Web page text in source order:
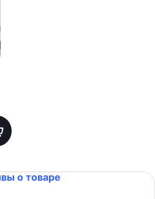
о товаре